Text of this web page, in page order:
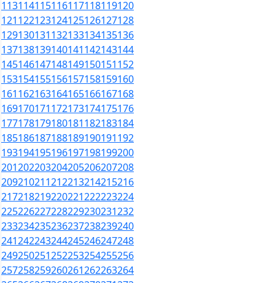
113114115116117118119120
121122123124125126127128
129130131132133134135136
137138139140141142143144
145146147148149150151152
153154155156157158159160
161162163164165166167168
169170171172173174175176
177178179180181182183184
185186187188189190191192
193194195196197198199200
201202203204205206207208
209210211212213214215216
217218219220221222223224
225226227228229230231232
233234235236237238239240
241242243244245246247248
249250251252253254255256
257258259260261262263264